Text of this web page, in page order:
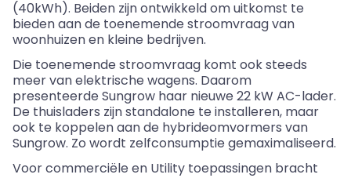
(40kWh). Beiden zijn ontwikkeld om uitkomst te
bieden aan de toenemende stroomvraag van
woonhuizen en kleine bedrijven.
Die toenemende stroomvraag komt ook steeds
meer van elektrische wagens. Daarom
presenteerde Sungrow haar nieuwe 22 kW AC-lader.
De thuisladers zijn standalone te installeren, maar
ook te koppelen aan de hybrideomvormers van
Sungrow. Zo wordt zelfconsumptie gemaximaliseerd.
Voor commerciële en Utility toepassingen bracht